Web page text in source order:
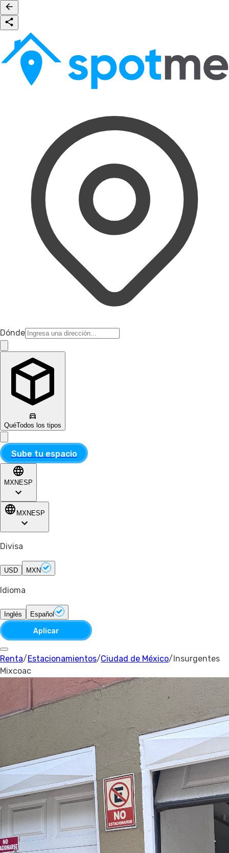
Dónde
QuéTodos los tipos
Sube tu espacio
MXN ESP
MXN ESP
Divisa
USD MXN
Idioma
Inglés Español
Aplicar
Renta/ Estacionamientos/Ciudad de México/ Insurgentes
Mixcoac